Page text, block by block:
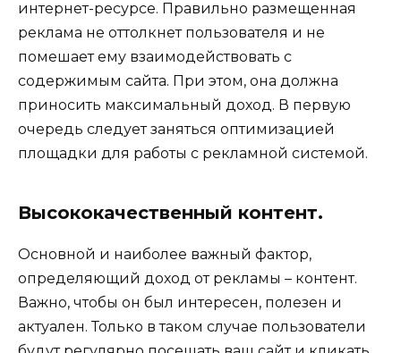
интернет-ресурсе. Правильно размещенная
реклама не оттолкнет пользователя и не
помешает ему взаимодействовать с
содержимым сайта. При этом, она должна
приносить максимальный доход. В первую
очередь следует заняться оптимизацией
площадки для работы с рекламной системой.
Высококачественный контент.
Основной и наиболее важный фактор,
определяющий доход от рекламы – контент.
Важно, чтобы он был интересен, полезен и
актуален. Только в таком случае пользователи